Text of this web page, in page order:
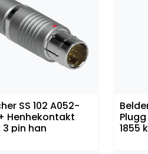
SS 102 A052-
Henhekontakt
pin han
1855